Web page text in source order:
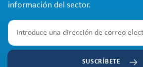
información del sector.
SUSCRÍBETE